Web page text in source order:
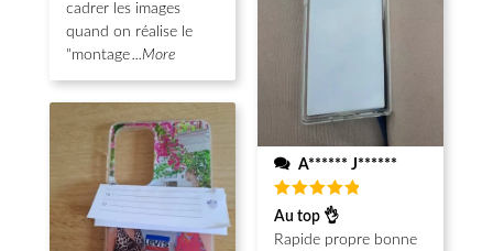
cadrer les images
quand on réalise le
"montage...More
A****** J******
Note5
sur 5
Au top 👌
Rapide propre bonne